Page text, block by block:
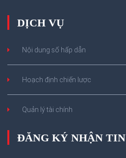
DỊCH VỤ
Nội dung số hấp dẫn
Hoạch định chiến lược
Quản lý tài chính
ĐĂNG KÝ NHẬN TIN